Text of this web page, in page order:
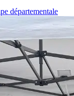
départementale